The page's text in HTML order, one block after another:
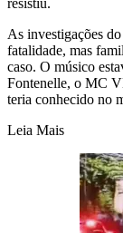
As investigações
fatalidade, mas
caso. O músico
Fontenelle, o MC
teria conhecido no
Leia Mais